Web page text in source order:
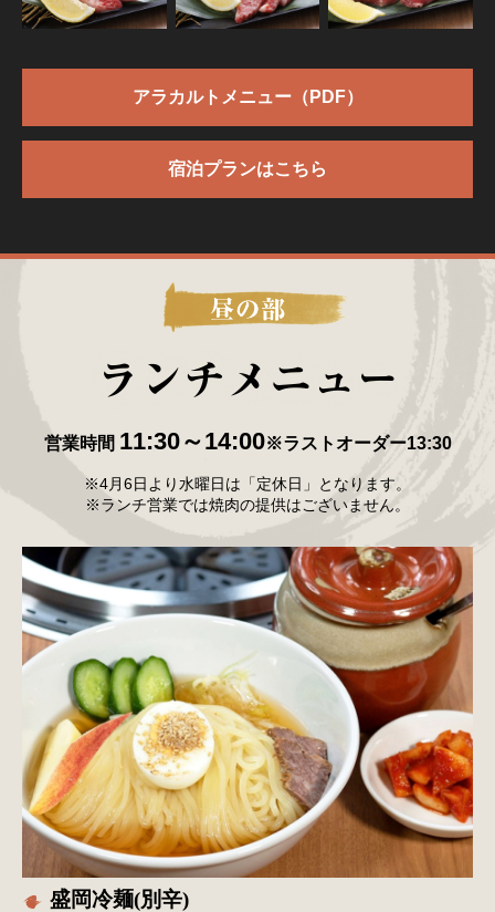
アラカルトメニュー（PDF）
宿泊プランはこちら
営業時間 11:30～14:00※ラストオーダー13:30
※4月6日より水曜日は「定休日」となります。
※ランチ営業では焼肉の提供はございません。
盛岡冷麺(別辛)